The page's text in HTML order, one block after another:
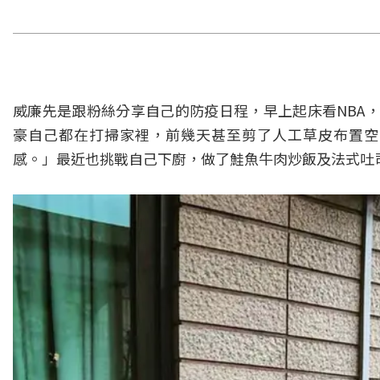
威廉先是跟粉絲分享自己的防疫日程，早上起床看NBA
豪自己都在打掃家裡，前幾天甚至剪了人工草皮布置
感。」最近也挑戰自己下廚，做了鮭魚牛肉炒飯及法式吐